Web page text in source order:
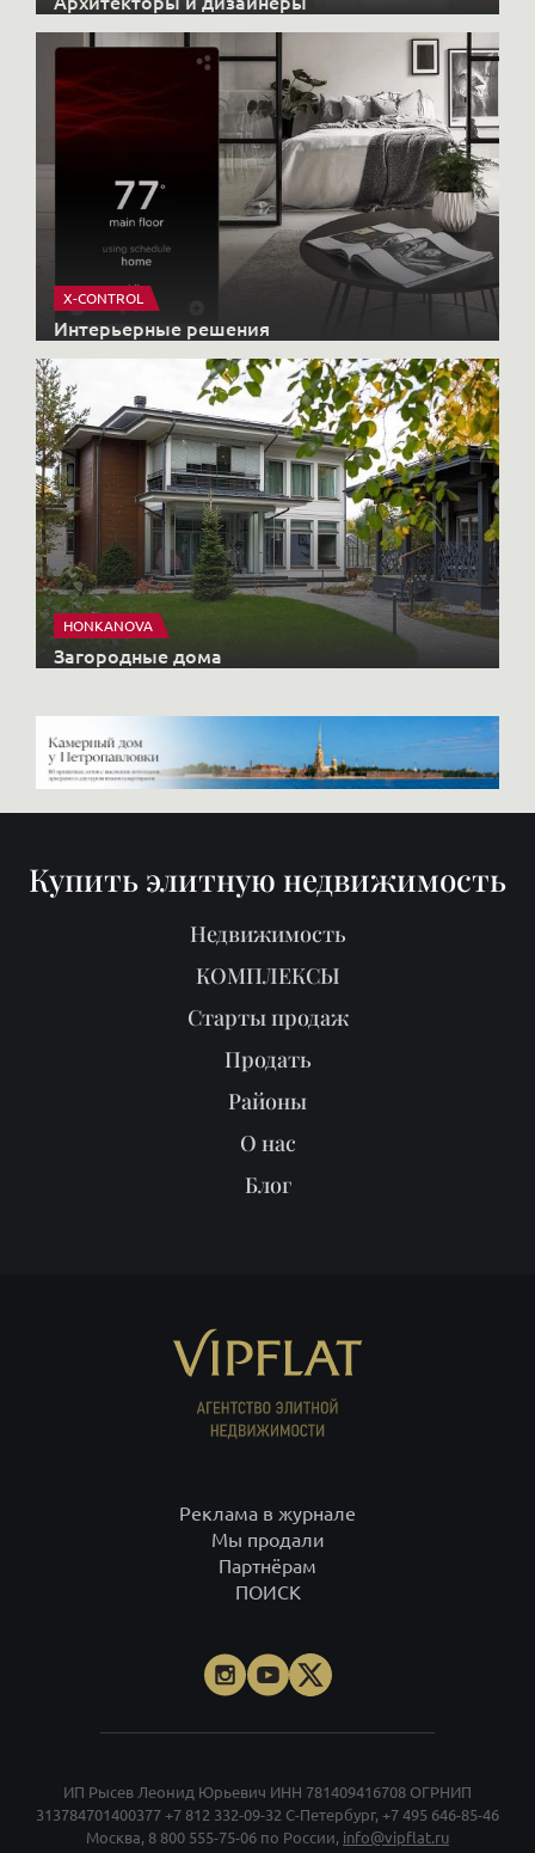
X-CONTROL
Интерьерные решения
HONKANOVA
Загородные дома
Купить элитную недвижимость
Недвижимость
КОМПЛЕКСЫ
Старты продаж
Продать
Районы
О нас
Блог
Реклама в журнале
Мы продали
Партнёрам
ПОИСК
ИП Рысев Леонид Юрьевич ИНН 781409416708 ОГРНИП
313784701400377 +7 812 332-09-32 С-Петербург, +7 495 646-85-46
Москва, 8 800 555-75-06 по России, info@vipflat.ru